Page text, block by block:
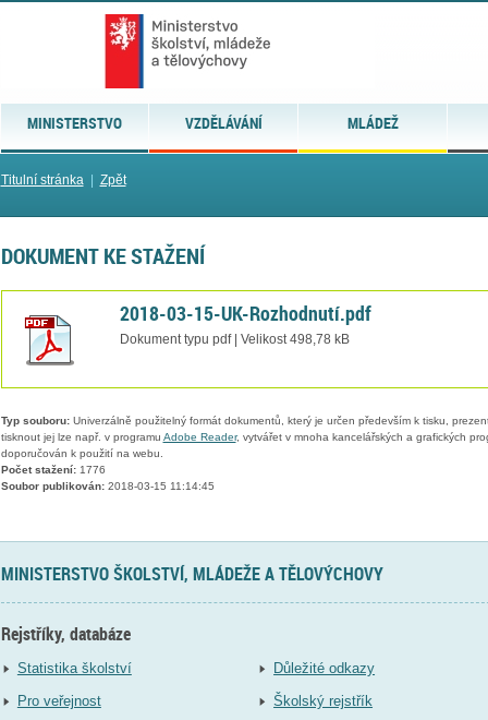
MINISTERSTVO VZDĚLÁVÁNÍ MLÁDEŽ
Titulní stránka| Zpět
DOKUMENT KE STAŽENÍ
2018-03-15-UK-Rozhodnutí.pdf
Dokument typu pdf | Velikost 498,78 kB
Typ souboru:Univerzálně použitelný formát dokumentů, který je určen především k tisku,
tisknout jej lze např. v programu Adobe Reader, vytvářet v mnoha kancelářských a grafických
doporučován k použití na webu.
Počet stažení:1776
Soubor publikován:2018-03-15 11:14:45
MINISTERSTVO ŠKOLSTVÍ, MLÁDEŽE A TĚLOVÝCHOVY
Rejstříky, databáze
Statistika školství
Pro veřejnost
Důležité odkazy
Školský rejstřík